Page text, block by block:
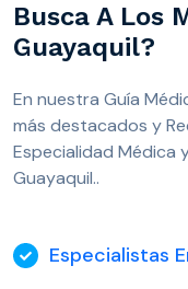
Busca A Los
Guayaquil?
En nuestra Guía
más destacados y
Especialidad Médica
Guayaquil..
Especialistas